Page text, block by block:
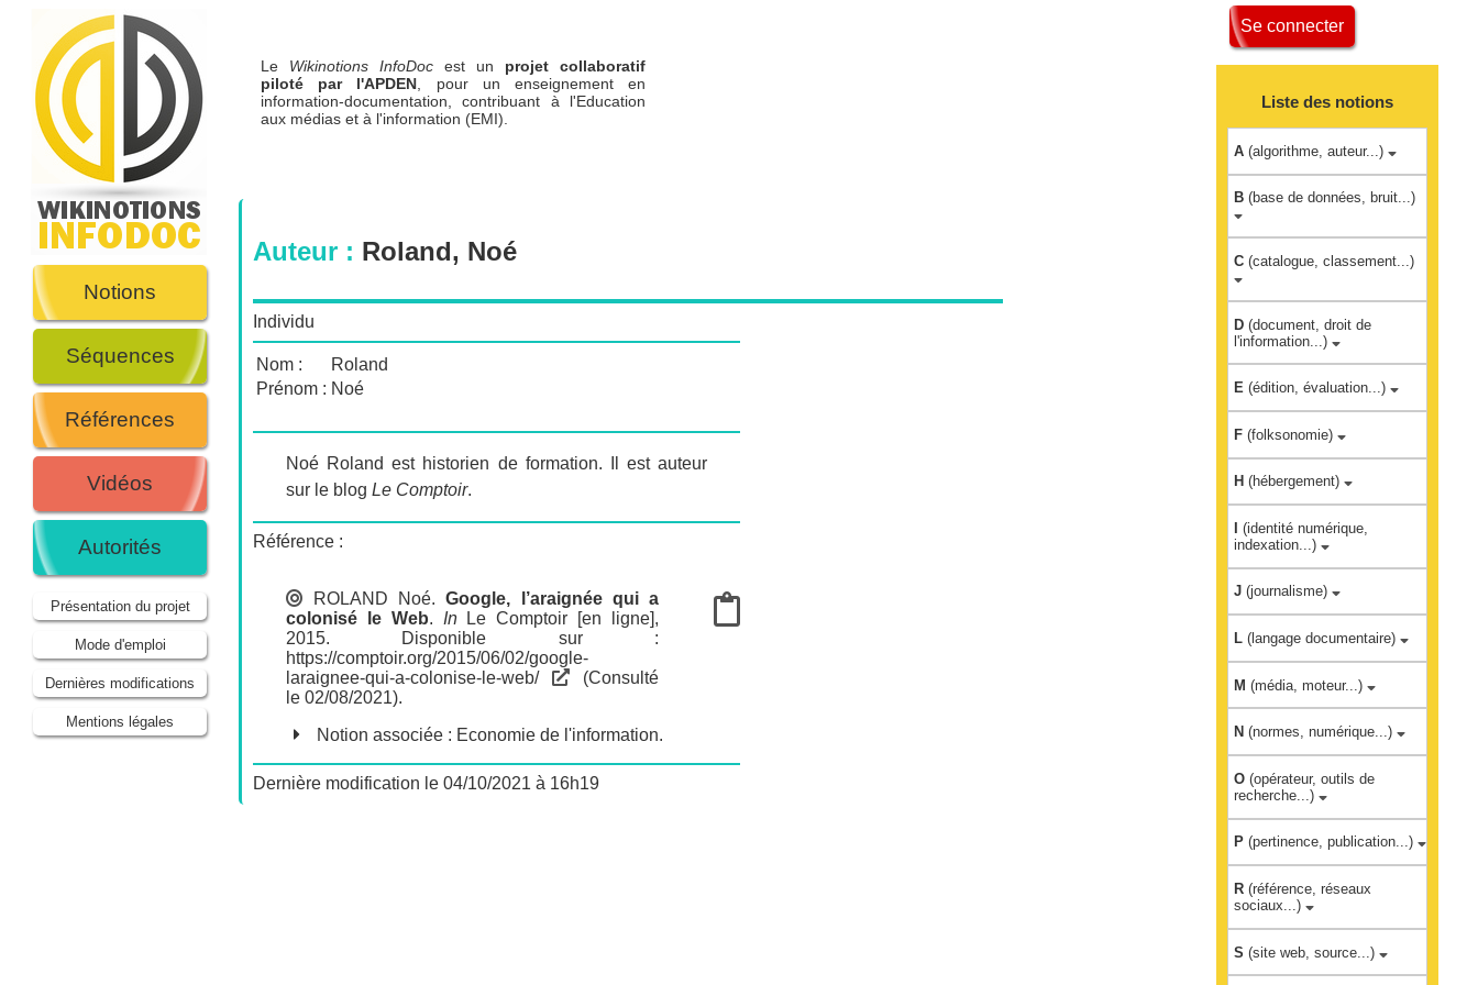
Notions
Séquences
Références
Vidéos
Autorités
Présentation du projet
Mode d'emploi
Dernières modifications
Mentions légales
Le Wikinotions InfoDoc est un projet collaboratif
piloté par l'APDEN, pour un enseignement en
information-documentation, contribuant à l'Education
aux médias et à l'information (EMI).
Auteur : Roland, Noé
Individu
Nom :
Roland
Prénom : Noé
Noé Roland est historien de formation. Il est auteur
sur le blog Le Comptoir.
Référence :
ROLAND Noé.Google, l’araignée qui a
colonisé le Web. In Le Comptoir [en ligne],
2015. Disponible sur :
https://comptoir.org/2015/06/02/google-
laraignee-qui-a-colonise-le-web/
(Consulté
le 02/08/2021).
Notion associée : Economie de l'information.
Dernière modification le 04/10/2021 à 16h19
Se connecter
Liste des notions
A(algorithme, auteur...)
B(base de données, bruit...)
C(catalogue, classement...)
D(document, droit de
l'information...)
E(édition, évaluation...)
F(folksonomie)
H (hébergement)
(identité numérique,
indexation...)
J(journalisme)
L(langage documentaire)
M (média, moteur...)
N (normes, numérique...)
O(opérateur, outils de
recherche...)
P(pertinence, publication...)
R(référence, réseaux
sociaux...)
S (site web, source...)